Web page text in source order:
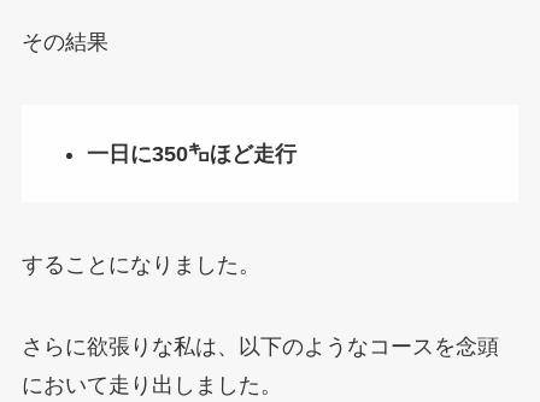
その結果
一日に350㌔ほど走行
することになりました。
さらに欲張りな私は、以下のようなコースを念頭
において走り出しました。